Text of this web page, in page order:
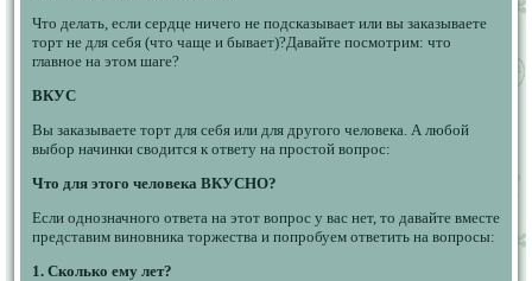
Что делать, если сердце ничего не подсказывает или вы заказываете
торт не для себя (что чаще и бывает)?Давайте посмотрим: что
главное на этом шаге?
ВКУС
Вы заказываете торт для себя или для другого человека. А любой
выбор начинки сводится к ответу на простой вопрос:
Что для этого человека ВКУСНО?
Если однозначного ответа на этот вопрос у вас нет, то давайте вместе
представим виновника торжества и попробуем ответить на вопросы:
1. Сколько ему лет?